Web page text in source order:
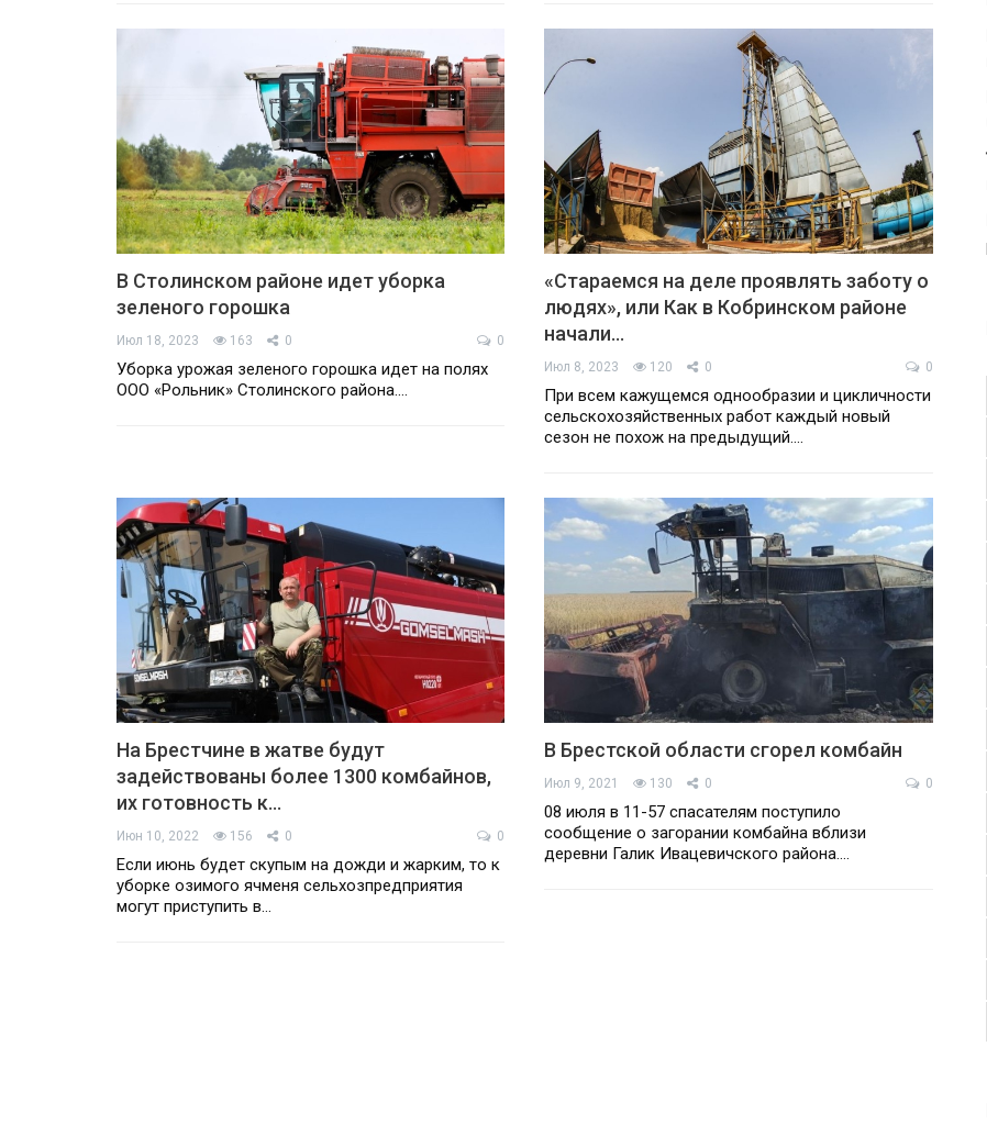
В Столинском районе идет уборка
зеленого горошка
Июл 18, 2023 163 0 0
Уборка урожая зеленого горошка идет на полях
ООО «Рольник» Столинского района.…
«Стараемся на деле проявлять заботу о
людях», или Как в Кобринском районе
начали…
Июл 8, 2023 120 0 0
При всем кажущемся однообразии и цикличности
сельскохозяйственных работ каждый новый
сезон не похож на предыдущий.…
На Брестчине в жатве будут
задействованы более 1300 комбайнов,
их готовность к…
Июн 10, 2022 156 0 0
Если июнь будет скупым на дожди и жарким, то к
уборке озимого ячменя сельхозпредприятия
могут приступить в…
В Брестской области сгорел комбайн
Июл 9, 2021 130 0 0
08 июля в 11-57 спасателям поступило
сообщение о загорании комбайна вблизи
деревни Галик Ивацевичского района.…